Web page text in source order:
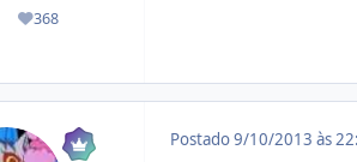
368
Reputação
Postado9/10/2013 às